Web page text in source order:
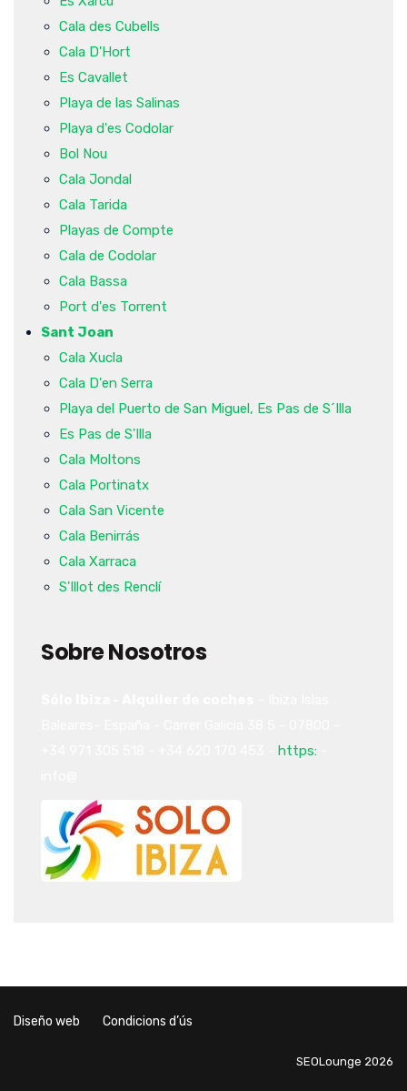
Cala des Cubells
Cala D'Hort
Es Cavallet
Playa de las Salinas
Playa d'es Codolar
Bol Nou
Cala Jondal
Cala Tarida
Playas de Compte
Cala de Codolar
Cala Bassa
Port d'es Torrent
Sant Joan
Cala Xucla
Cala D'en Serra
Playa del Puerto de San Miguel, Es Pas de S´Illa
Es Pas de S'Illa
Cala Moltons
Cala Portinatx
Cala San Vicente
Cala Benirrás
Cala Xarraca
S'Illot des Renclí
Sobre Nosotros
https:
Diseño web Condicions d’ús
SEOLounge 2026